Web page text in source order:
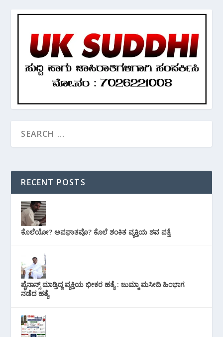
RECENT POSTS
ಕೊಲೆಯೋ? ಅಪಘಾತವೊ? ಕೊಲೆ ಶಂಕಿತ ವ್ಯಕ್ತಿಯ ಶವ ಪತ್ತೆ
ಪೈನಾನ್ಸ್ ಮಾಡ್ತಿದ್ದ ವ್ಯಕ್ತಿಯ ಭೀಕರ‌ ಹತ್ಯೆ : ಜುಮ್ಮಾ ಮಸೀದಿ ಹಿಂಭಾಗ
ನಡೆದ ಹತ್ಯೆ